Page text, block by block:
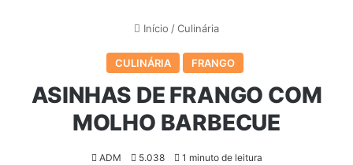
Início /Culinária
CULINÁRIA FRANGO
ASINHAS DE FRANGO COM
MOLHO BARBECUE
ADM 5.038 1 minuto de leitura